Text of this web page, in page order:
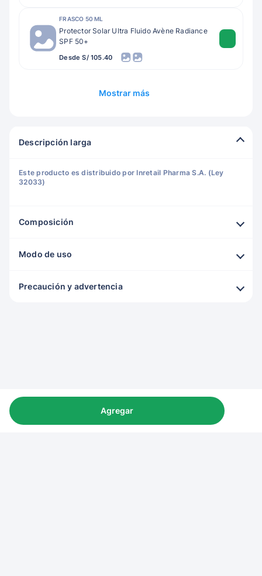
FRASCO 50 ML
Protector Solar Ultra Fluido Avène Radiance
SPF 50+
Desde S/ 105.40
Mostrar más
Descripción larga
Este producto es distribuido por Inretail Pharma S.A. (Ley
32033)
Composición
Modo de uso
Precaución y advertencia
Agregar